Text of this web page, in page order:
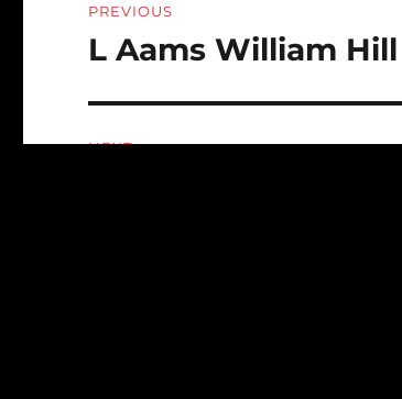
navigation
PREVIOUS
Previous
L Aams William
NEXT